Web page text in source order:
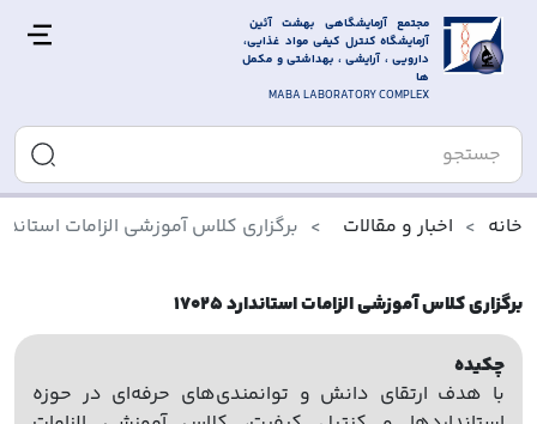
مجتمع آزمایشگاهی بهشت آئین
آزمایشگاه کنترل کیفی مواد غذایی،
دارویی ، آرایشی ، بهداشتی و مکمل
ها
MABA LABORATORY COMPLEX
خانه اخبار و مقالات برگزاری کلاس آموزشی الزامات استاندارد
برگزاری کلاس آموزشی الزامات استاندارد 17025
چکیده
با هدف ارتقای دانش و توانمندی‌های حرفه‌ای در حوزه